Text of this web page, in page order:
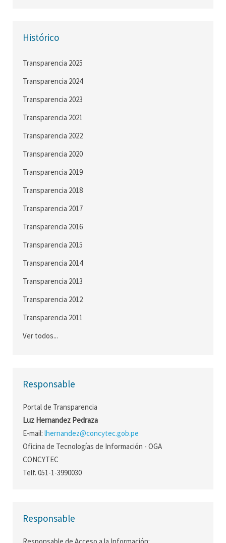
Histórico
Transparencia 2025
Transparencia 2024
Transparencia 2023
Transparencia 2021
Transparencia 2022
Transparencia 2020
Transparencia 2019
Transparencia 2018
Transparencia 2017
Transparencia 2016
Transparencia 2015
Transparencia 2014
Transparencia 2013
Transparencia 2012
Transparencia 2011
Ver todos...
Responsable
Portal de Transparencia
Luz Hernandez Pedraza
E-mail: lhernandez@concytec.gob.pe
Oficina de Tecnologías de Información - OGA
CONCYTEC
Telf. 051-1-3990030
Responsable